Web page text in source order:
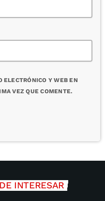
ELECTRÓNICO Y WEB EN
VEZ QUE COMENTE.
INTERESAR